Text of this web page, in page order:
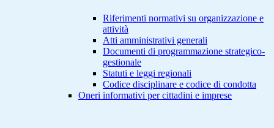
Riferimenti normativi su organizzazione e
attività
Atti amministrativi generali
Documenti di programmazione strategico-
gestionale
Statuti e leggi regionali
Codice disciplinare e codice di condotta
Oneri informativi per cittadini e imprese